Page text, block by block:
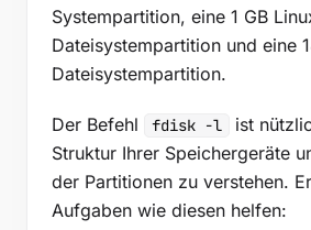
Systempartition, eine 1 GB
Dateisystempartition und eine
Dateisystempartition.
Der Befehl fdisk -l
ist
Struktur Ihrer Speichergeräte
der Partitionen zu verstehen.
Aufgaben wie diesen helfen: